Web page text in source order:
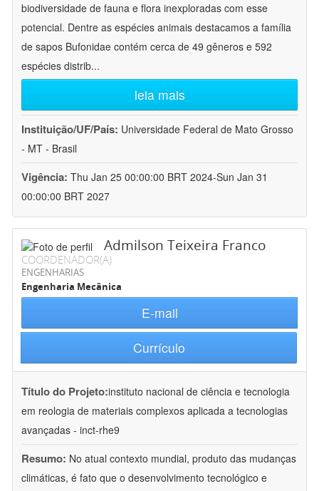
biodiversidade de fauna e flora inexploradas com esse
potencial. Dentre as espécies animais destacamos a família
de sapos Bufonidae contém cerca de 49 gêneros e 592
espécies distrib...
leia mais
Instituição/UF/País: Universidade Federal de Mato Grosso
- MT - Brasil
Vigência: Thu Jan 25 00:00:00 BRT 2024-Sun Jan 31
00:00:00 BRT 2027
Admilson Teixeira Franco
COORDENADOR(A)
ENGENHARIAS
Engenharia Mecânica
E-mail
Currículo
Título do Projeto:instituto nacional de ciência e tecnologia
em reologia de materiais complexos aplicada a tecnologias
avançadas - inct-rhe9
Resumo: No atual contexto mundial, produto das mudanças
climáticas, é fato que o desenvolvimento tecnológico e